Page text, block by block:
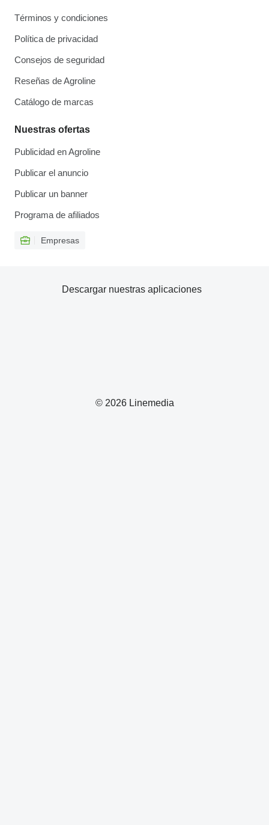
Términos y condiciones
Política de privacidad
Consejos de seguridad
Reseñas de Agroline
Catálogo de marcas
Nuestras ofertas
Publicidad en Agroline
Publicar el anuncio
Publicar un banner
Programa de afiliados
Empresas
© 2026 Linemedia
Descargar nuestras aplicaciones